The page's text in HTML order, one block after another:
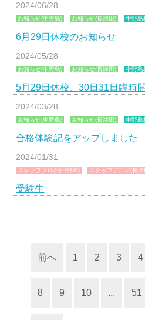
2024/06/28
お知らせ(中野島) お知らせ(長津田) 中野島
6月29日休校のお知らせ
2024/05/28
お知らせ(中野島) お知らせ(長津田) 中野島
5月29日休校、30日31日臨時
2024/03/28
お知らせ(中野島) お知らせ(長津田) 中野島
合格体験記をアップしました
2024/01/31
スタッフブログ(中野島) スタッフブログ(長津
受験生
前へ 1 2 3 4
8 9 10 ... 51